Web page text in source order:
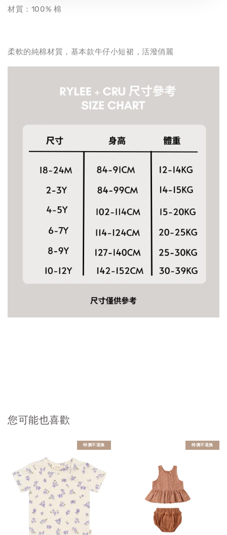
材質：100% 棉
柔軟的純棉材質，基本款牛仔小短裙，活潑俏麗
您可能也喜歡
特價不退換 特價不退換